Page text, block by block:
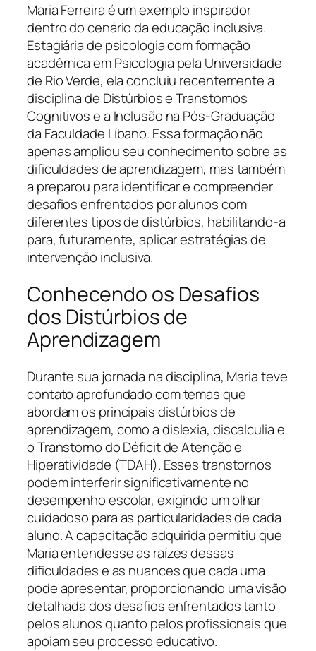
Maria Ferreira é um exemplo inspirador
dentro do cenário da educação inclusiva.
Estagiária de psicologia com formação
acadêmica em Psicologia pela Universidade
de Rio Verde, ela concluiu recentemente a
disciplina de Distúrbios e Transtornos
Cognitivos e a Inclusão na Pós-Graduação
da Faculdade Líbano. Essa formação não
apenas ampliou seu conhecimento sobre as
dificuldades de aprendizagem, mas também
a preparou para identificar e compreender
desafios enfrentados por alunos com
diferentes tipos de distúrbios, habilitando-a
para, futuramente, aplicar estratégias de
intervenção inclusiva.
Conhecendo os Desafios
dos Distúrbios de
Aprendizagem
Durante sua jornada na disciplina, Maria teve
contato aprofundado com temas que
abordam os principais distúrbios de
aprendizagem, como a dislexia, discalculia e
o Transtorno do Déficit de Atenção e
Hiperatividade (TDAH). Esses transtornos
podem interferir significativamente no
desempenho escolar, exigindo um olhar
cuidadoso para as particularidades de cada
aluno. A capacitação adquirida permitiu que
Maria entendesse as raízes dessas
dificuldades e as nuances que cada uma
pode apresentar, proporcionando uma visão
detalhada dos desafios enfrentados tanto
pelos alunos quanto pelos profissionais que
apoiam seu processo educativo.